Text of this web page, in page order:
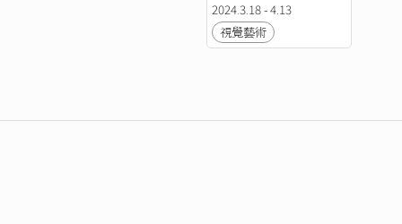
2024.3.18 - 4.13
視覺藝術